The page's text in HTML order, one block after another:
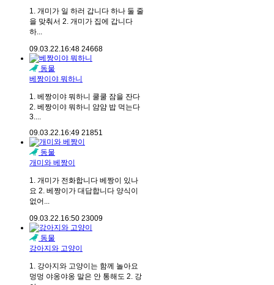
1. 개미가 일 하러 갑니다 하나 둘 줄
을 맞춰서 2. 개미가 집에 갑니다
하...
09.03.22.16:48 24668
동물
베짱이야 뭐하니
1. 베짱이야 뭐하니 쿨쿨 잠을 잔다
2. 베짱이야 뭐하니 얌얌 밥 먹는다
3....
09.03.22.16:49 21851
동물
개미와 베짱이
1. 개미가 전화합니다 베짱이 있나
요 2. 베짱이가 대답합니다 양식이
없어...
09.03.22.16:50 23009
동물
강아지와 고양이
1. 강아지와 고양이는 함께 놀아요
멍멍 야옹야옹 말은 안 통해도 2. 강